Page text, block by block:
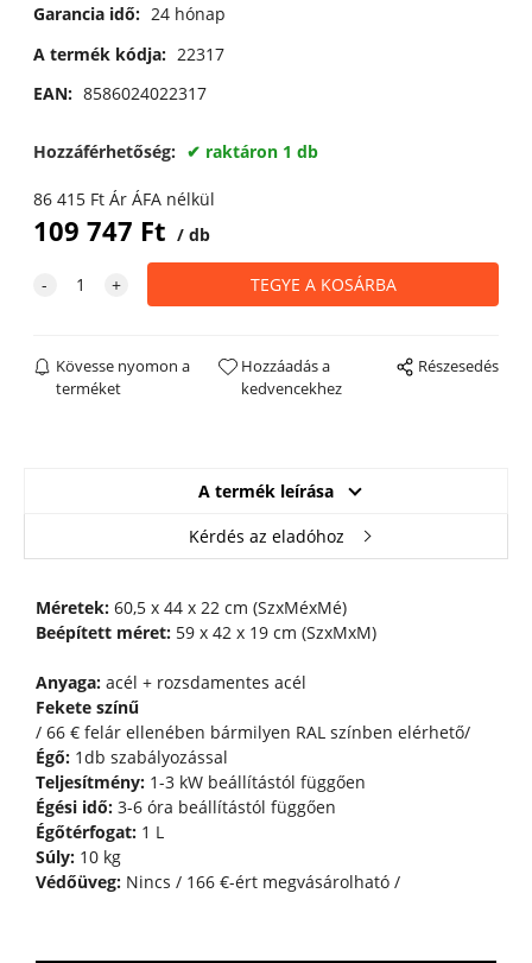
Garancia idő: 24 hónap
A termék kódja: 22317
EAN: 8586024022317
Hozzáférhetőség: raktáron 1 db
86 415Ft Ár ÁFA nélkül
109 747 Ft db
Kövesse nyomon a
terméket
Hozzáadás a
kedvencekhez
Részesedés
A termék leírása
Kérdés az eladóhoz
Méretek:60,5 x 44 x 22 cm (SzxMéxMé)
Beépített méret:59 x 42 x 19 cm (SzxMxM)
Anyaga:acél + rozsdamentes acél
Fekete színű
/ 66 € felár ellenében bármilyen RAL színben elérhető/
Égő:1db szabályozással
Teljesítmény:1-3 kW beállítástól függően
Égési idő:3-6 óra beállítástól függően
Égőtérfogat: 1 L
Súly:10 kg
Védőüveg:Nincs / 166 €-ért megvásárolható /